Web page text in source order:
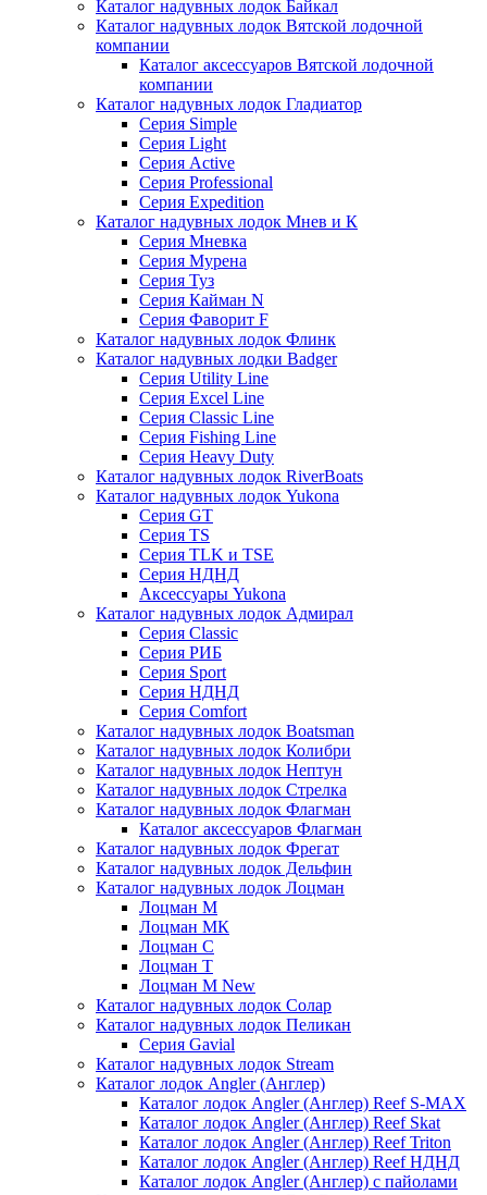
Каталог надувных лодок Байкал
Каталог надувных лодок Вятской лодочной
компании
Каталог аксессуаров Вятской лодочной
компании
Каталог надувных лодок Гладиатор
Серия Simple
Серия Light
Серия Active
Серия Professional
Серия Expedition
Каталог надувных лодок Мнев и К
Серия Мневка
Серия Мурена
Серия Туз
Серия Кайман N
Серия Фаворит F
Каталог надувных лодок Флинк
Каталог надувных лодки Badger
Серия Utility Line
Серия Excel Line
Серия Classic Line
Серия Fishing Line
Серия Heavy Duty
Каталог надувных лодок RiverBoats
Каталог надувных лодок Yukona
Серия GT
Серия TS
Серия TLK и TSE
Серия НДНД
Аксессуары Yukona
Каталог надувных лодок Адмирал
Серия Classic
Серия РИБ
Серия Sport
Серия НДНД
Серия Comfort
Каталог надувных лодок Boatsman
Каталог надувных лодок Колибри
Каталог надувных лодок Нептун
Каталог надувных лодок Стрелка
Каталог надувных лодок Флагман
Каталог аксессуаров Флагман
Каталог надувных лодок Фрегат
Каталог надувных лодок Дельфин
Каталог надувных лодок Лоцман
Лоцман М
Лоцман МК
Лоцман С
Лоцман Т
Лоцман М New
Каталог надувных лодок Солар
Каталог надувных лодок Пеликан
Серия Gavial
Каталог надувных лодок Stream
Каталог лодок Angler (Англер)
Каталог лодок Angler (Англер) Reef S-MAX
Каталог лодок Angler (Англер) Reef Skat
Каталог лодок Angler (Англер) Reef Triton
Каталог лодок Angler (Англер) Reef НДНД
Каталог лодок Angler (Англер) с пайолами